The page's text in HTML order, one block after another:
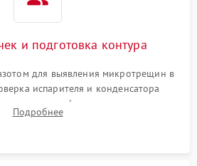
и подготовка контура
для выявления микротрещин в
испарителя и конденсатора
старого фильтра-осушителя и
трубки для устранения засоров.
Подробнее